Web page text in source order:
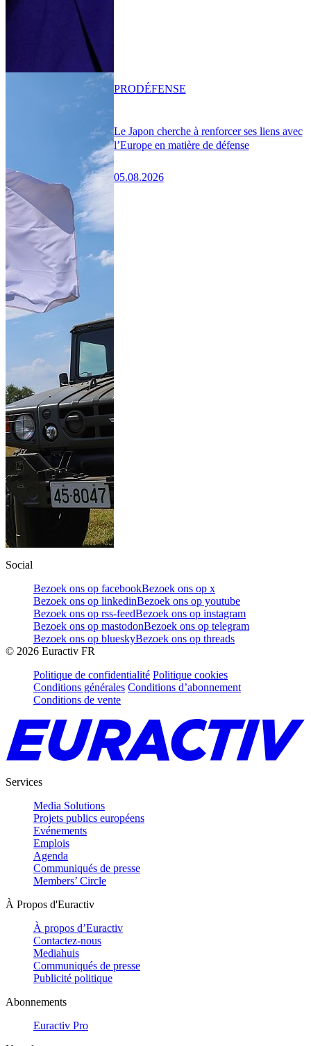
Le Japon cherche à renforcer ses liens avec
l’Europe en matière de défense
05.08.2026
PRODÉFENSE
Social
Bezoek ons op facebookBezoek ons op x
Bezoek ons op linkedinBezoek ons op youtube
Bezoek ons op rss-feedBezoek ons op instagram
Bezoek ons op mastodonBezoek ons op telegram
Bezoek ons op blueskyBezoek ons op threads
© 2026 Euractiv FR
Politique de confidentialité Politique cookies
Conditions générales Conditions d’abonnement
Conditions de vente
Services
Media Solutions
Projets publics européens
Evénements
Emplois
Agenda
Communiqués de presse
Members’ Circle
À Propos d'Euractiv
À propos d’Euractiv
Contactez-nous
Mediahuis
Communiqués de presse
Publicité politique
Abonnements
Euractiv Pro